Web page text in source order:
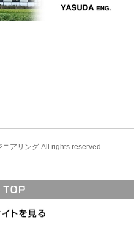
アリング All rights reserved.